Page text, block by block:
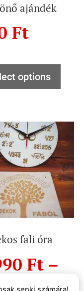
ajándék
Ft
options
fali óra
Ft –